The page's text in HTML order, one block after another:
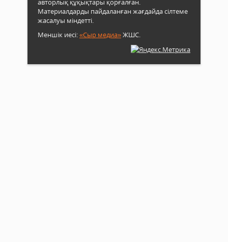
авторлық құқықтары қорғалған.
Материалдарды пайдаланған жағдайда сілтеме
жасалуы міндетті.
Меншік иесі:«Сыр медиа»ЖШС.